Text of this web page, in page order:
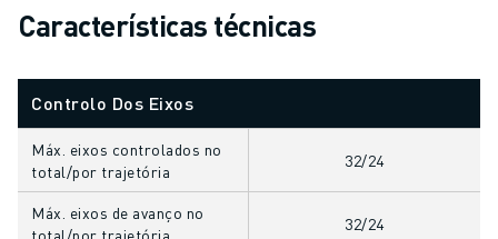
EVENTOS
SOBRE A FANUC
FANUC NA EUROPA
ONDE ESTAMOS
SUSTENTABILIDADE
CARREIRA
Características técnicas
Controlo Dos Eixos
Máx. eixos controlados no
total/por trajetória
32/24
Máx. eixos de avanço no
total/por trajetória
32/24